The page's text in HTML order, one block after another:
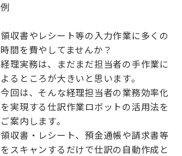
例
領収書やレシート等の入力作業に多くの
時間を費やしてませんか？
経理実務は、まだまだ担当者の手作業に
よるところが大きいと思います。
今回は、そんな経理担当者の業務効率化
を実現する仕訳作業ロボットの活用法を
ご案内します。
領収書・レシート、預金通帳や請求書等
をスキャンするだけで仕訳の自動作成と